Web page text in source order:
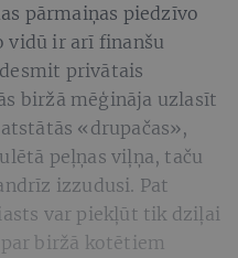
pārmaiņas piedzīvo
vidū ir arī finanšu
privātais
biržā mēģināja uzlasīt
«drupačas»,
peļņas viļņa, taču
izzudusi. Pat
var piekļūt tik dziļai
biržā kotētiem